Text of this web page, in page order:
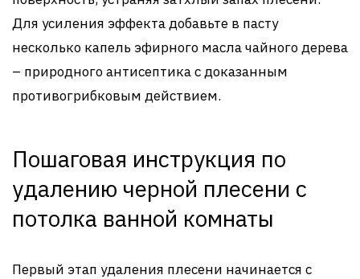
Для усиления эффекта добавьте в пасту
несколько капель эфирного масла чайного дерева
– природного антисептика с доказанным
противогрибковым действием.
Пошаговая инструкция по
удалению черной плесени с
потолка ванной комнаты
Первый этап удаления плесени начинается с